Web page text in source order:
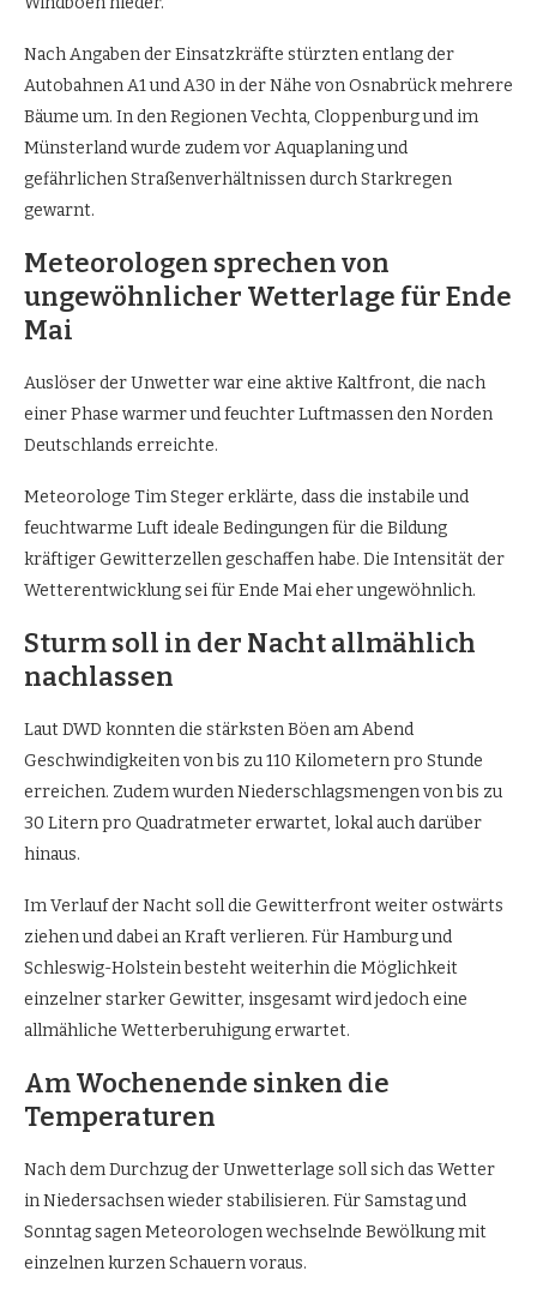
Nach Angaben der Einsatzkräfte stürzten entlang der
Autobahnen A1 und A30 in der Nähe von Osnabrück mehrere
Bäume um. In den Regionen Vechta, Cloppenburg und im
Münsterland wurde zudem vor Aquaplaning und
gefährlichen Straßenverhältnissen durch Starkregen
gewarnt.
Meteorologen sprechen von
ungewöhnlicher Wetterlage für Ende
Mai
Auslöser der Unwetter war eine aktive Kaltfront, die nach
einer Phase warmer und feuchter Luftmassen den Norden
Deutschlands erreichte.
Meteorologe Tim Steger erklärte, dass die instabile und
feuchtwarme Luft ideale Bedingungen für die Bildung
kräftiger Gewitterzellen geschaffen habe. Die Intensität der
Wetterentwicklung sei für Ende Mai eher ungewöhnlich.
Sturm soll in der Nacht allmählich
nachlassen
Laut DWD konnten die stärksten Böen am Abend
Geschwindigkeiten von bis zu 110 Kilometern pro Stunde
erreichen. Zudem wurden Niederschlagsmengen von bis zu
30 Litern pro Quadratmeter erwartet, lokal auch darüber
hinaus.
Im Verlauf der Nacht soll die Gewitterfront weiter ostwärts
ziehen und dabei an Kraft verlieren. Für Hamburg und
Schleswig-Holstein besteht weiterhin die Möglichkeit
einzelner starker Gewitter, insgesamt wird jedoch eine
allmähliche Wetterberuhigung erwartet.
Am Wochenende sinken die
Temperaturen
Nach dem Durchzug der Unwetterlage soll sich das Wetter
in Niedersachsen wieder stabilisieren. Für Samstag und
Sonntag sagen Meteorologen wechselnde Bewölkung mit
einzelnen kurzen Schauern voraus.